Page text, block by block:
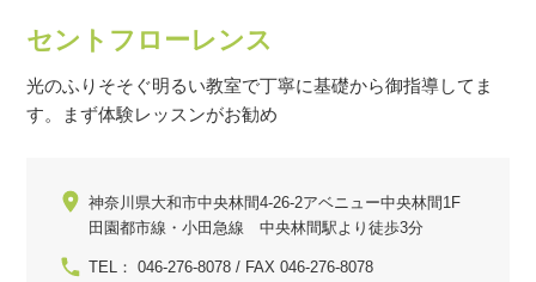
セントフローレンス
光のふりそそぐ明るい教室で丁寧に基礎から御指導してま
す。まず体験レッスンがお勧め
神奈川県大和市中央林間4-26-2アベニュー中央林間1F
田園都市線・小田急線 中央林間駅より徒歩3分
TEL： 046-276-8078 / FAX 046-276-8078